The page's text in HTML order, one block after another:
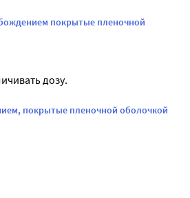
покрытые пленочной
дозу.
покрытые пленочной оболочкой